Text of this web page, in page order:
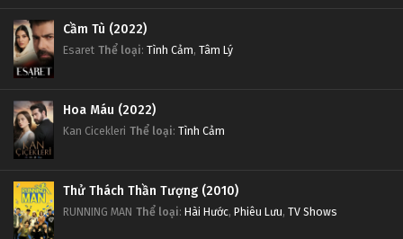
Cầm Tù (2022)
Esaret Thể loại: Tình Cảm, Tâm Lý
Hoa Máu (2022)
Kan Cicekleri Thể loại: Tình Cảm
Thử Thách Thần Tượng (2010)
RUNNING MAN Thể loại: Hài Hước, Phiêu Lưu, TV Shows